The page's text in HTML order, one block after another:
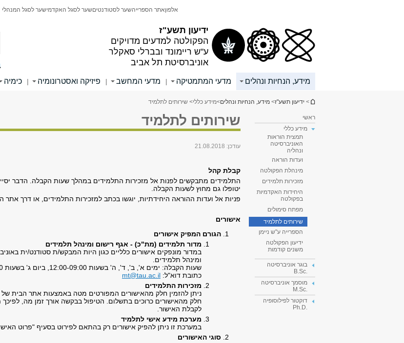
ידיעון תשע"ז
הפקולטה למדעים מדויקים
ע"ש ריימונד ובברלי סאקלר
אוניברסיטת תל אביב
אלפוןאתר הספרייהשער לסטודנטיםשער לסגל האקדמישער לסגל המנהלי
מידע, הנחיות ונהלים מדעי המתמטיקה | מדעי המחשב | פיזיקה ואסטרונומיה | כימיה
הינך נמצא כאן
> ידיעון תשע"ז> מידע, הנחיות ונהלים>מידע כללי> שירותים לתלמיד
ראשי
מידע כללי
תמצית הוראות
האוניברסיטה
ונהליה
ועדות הוראה
מינהלת הפקולטה
מזכירות תלמידים
היחידות האקדמיות
בפקולטה
מפתח סימולים
שירותים לתלמיד
הספרייה ע"ש ניימן
ידיעון הפקולטה
משנים קודמות
בוגר אוניברסיטה
.B.Sc
מוסמך אוניברסיטה
.M.Sc
דוקטור לפילוסופיה
.Ph.D
שירותים לתלמיד
עודכן: 21.08.2018
קבלת קהל
התלמידים מתבקשים לפנות אל מזכירות התלמידים במהלך שעות הקבלה. הדבר
יטופלו גם מחוץ לשעות הקבלה.
פניות אל ועדות ההוראה היחידתיות, יוגשו בכתב למזכירות התלמידים, או דרך אתר
אישורים
הגורם המפיק אישורים
מדור תלמידים (מת"כ) - אגף רישום ומינהל תלמידים
במדור מונפקים אישורים כלליים כגון היות המבקש/ת סטודנט/ית
ומינהל תלמידים.
שעות הקבלה: ימים א', ב', ד', ה' בשעות 12:00-09:00, ביום ג' בשעות 15:00-09:00.
כתובת דוא"ל: mt@tau.ac.il
מזכירות התלמידים
ניתן להזמין חלק מהאישורים המפורטים מטה באמצעות אתר הבית של
חלק מהאישורים כרוכים בתשלום. הטיפול בבקשה אורך זמן מה,
לקבלת האישור.
מערכת מידע אישי לתלמיד
במערכת זו ניתן להפיק אישורים רק בהתאם לפירוט בסעיף "פרוט
סוגי האישורים